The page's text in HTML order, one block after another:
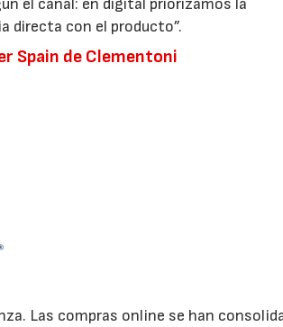
el canal: en digital priorizamos la
directa con el producto”.
Spain de Clementoni
Las compras online se han